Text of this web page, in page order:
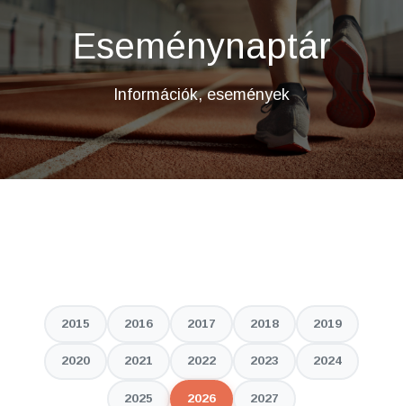
Eseménynaptár
Információk, események
2015 2016 2017 2018 2019
2020 2021 2022 2023 2024
2025 2026 2027